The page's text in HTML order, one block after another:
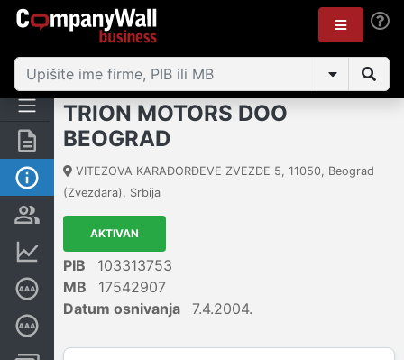
Rezime
Osnovni podaci
Vlasnička struktura
Finansijski podaci
Sertifikat bonitetne izvrsnosti
TRION MOTORS DOO
BEOGRAD
VITEZOVA KARAĐORĐEVE ZVEZDE 5, 11050, Beograd
(Zvezdara), Srbija
AKTIVAN
PIB
103313753
MB
17542907
Datum osnivanja
7.4.2004.